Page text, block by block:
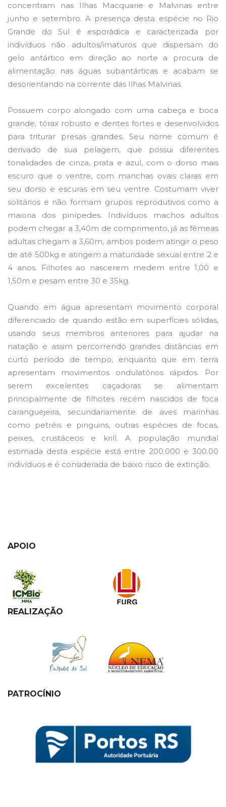
concentram nas Ilhas Macquarie e Malvinas entre
junho e setembro. A presença desta espécie no Rio
Grande do Sul é esporádica e caracterizada por
indivíduos não adultos/imaturos que dispersam do
gelo antártico em direção ao norte a procura de
alimentação nas águas subantárticas e acabam se
desorientando na corrente das Ilhas Malvinas.
Possuem corpo alongado com uma cabeça e boca
grande, tórax robusto e dentes fortes e desenvolvidos
para triturar presas grandes. Seu nome comum é
derivado de sua pelagem, que possui diferentes
tonalidades de cinza, prata e azul, com o dorso mais
escuro que o ventre, com manchas ovais claras em
seu dorso e escuras em seu ventre. Costumam viver
solitários e não formam grupos reprodutivos como a
maioria dos pinípedes. Indivíduos machos adultos
podem chegar a 3,40m de comprimento, já as fêmeas
adultas chegam a 3,60m, ambos podem atingir o peso
de até 500kg e atingem a maturidade sexual entre 2 e
4 anos. Filhotes ao nascerem medem entre 1,00 e
1,50m e pesam entre 30 e 35kg.
Quando em água apresentam movimento corporal
diferenciado de quando estão em superfícies sólidas,
usando seus membros anteriores para ajudar na
natação e assim percorrendo grandes distâncias em
curto período de tempo, enquanto que em terra
apresentam movimentos ondulatórios rápidos. Por
serem excelentes caçadoras se alimentam
principalmente de filhotes recém nascidos de foca
caranguejeira, secundariamente de aves marinhas
como petréis e pinguins, outras espécies de focas,
peixes, crustáceos e krill. A população mundial
estimada desta espécie está entre 200.000 e 300.00
indivíduos e é considerada de baixo risco de extinção.
APOIO
REALIZAÇÃO
PATROCÍNIO